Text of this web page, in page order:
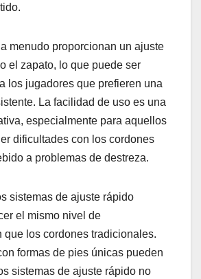
menudo proporcionan un ajuste
el zapato, lo que puede ser
los jugadores que prefieren una
La facilidad de uso es una
especialmente para aquellos
dificultades con los cordones
a problemas de destreza.
sistemas de ajuste rápido
el mismo nivel de
que los cordones tradicionales.
formas de pies únicas pueden
sistemas de ajuste rápido no